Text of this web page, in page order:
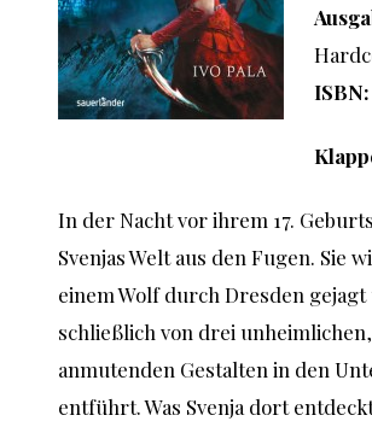
ISBN:
In der Nacht vor ihrem 17.
Svenjas Welt aus den Fugen. Sie
einem Wolf durch Dresden gejagt
schließlich von drei
anmutenden Gestalten in den
entführt. Was Svenja dort